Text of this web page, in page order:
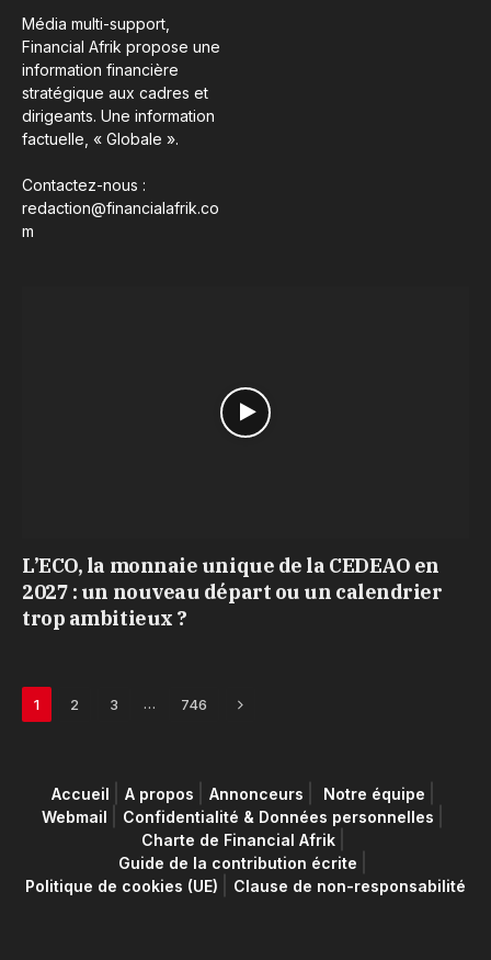
Média multi-support,
Financial Afrik propose une
information financière
stratégique aux cadres et
dirigeants. Une information
factuelle, « Globale ».
Contactez-nous :
redaction@financialafrik.co
m
L’ECO, la monnaie unique de la CEDEAO en
2027 : un nouveau départ ou un calendrier
trop ambitieux ?
1 2 3 … 746 Next
Accueil A propos Annonceurs
Notre équipe
Webmail
Confidentialité & Données personnelles
Charte de Financial Afrik
Guide de la contribution écrite
Politique de cookies (UE)
Clause de non-responsabilité